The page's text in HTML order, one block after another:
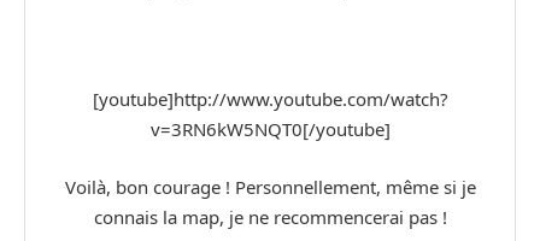
[youtube]http://www.youtube.com/watch?
v=3RN6kW5NQT0[/youtube]
Voilà, bon courage ! Personnellement, même si je
connais la map, je ne recommencerai pas !